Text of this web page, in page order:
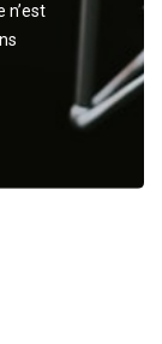
n’est